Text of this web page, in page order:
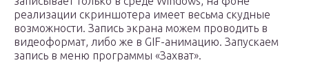
реализации скриншотера имеет весьма скудные
возможности. Запись экрана можем проводить в
видеоформат, либо же в GIF-анимацию. Запускаем
запись в меню программы «Захват».